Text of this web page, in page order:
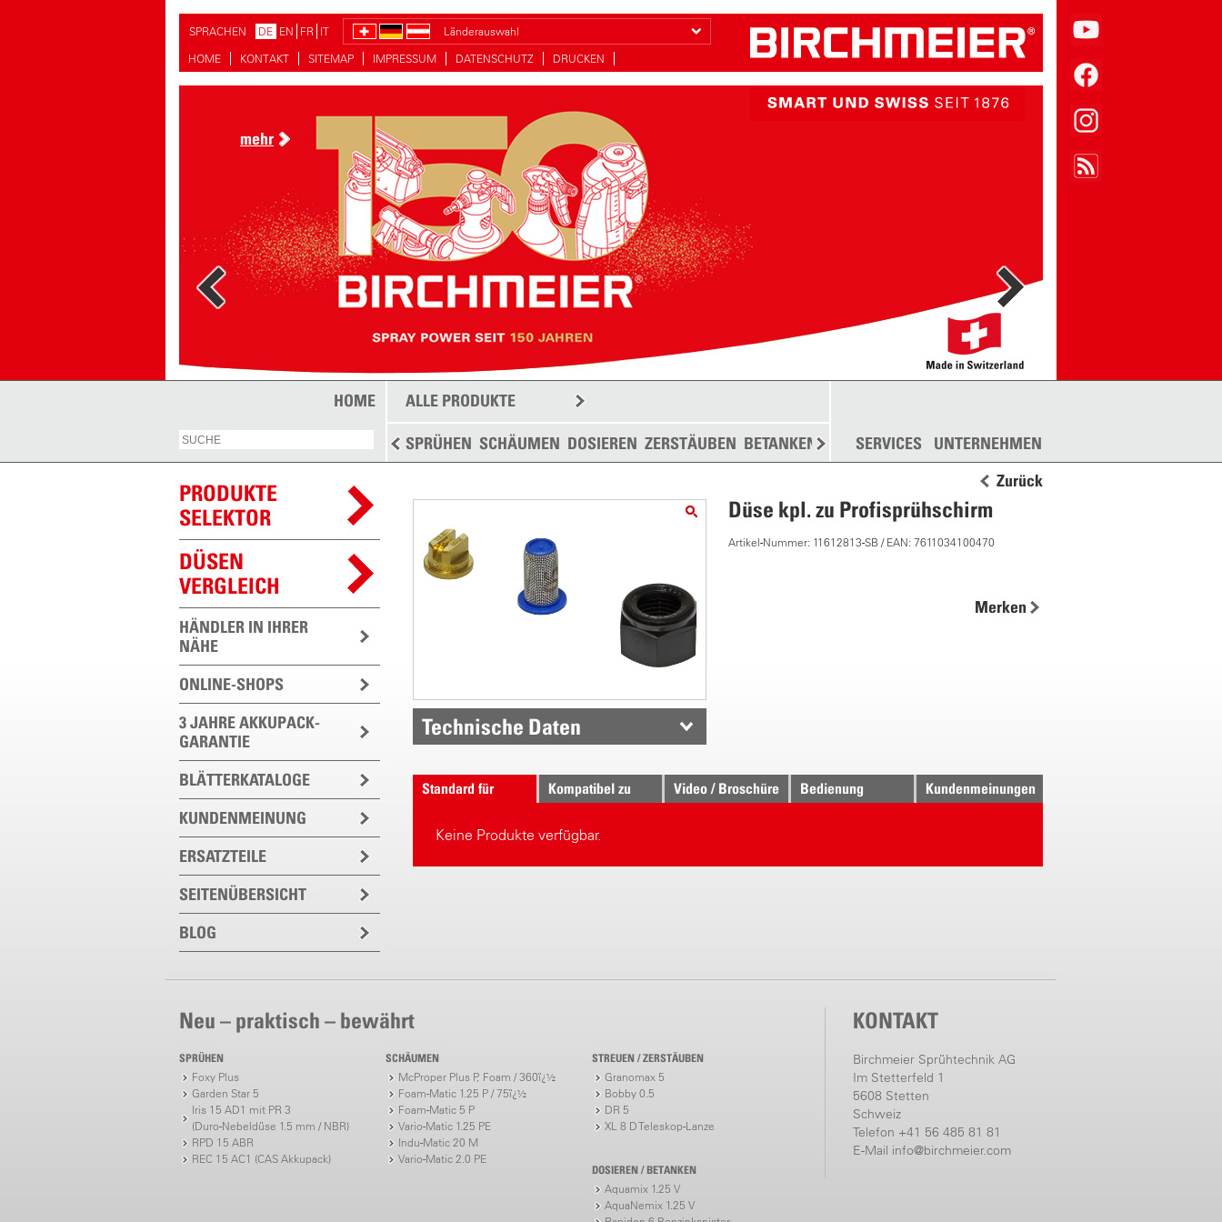
SPRACHEN DE EN FR IT
Länderauswahl
HOME
KONTAKT SITEMAP IMPRESSUM DATENSCHUTZ DRUCKEN
mehr
HOME ALLE PRODUKTE
SPRÜHEN SCHÄUMEN DOSIEREN ZERSTÄUBEN BETANKEN STREUEN WEITERE
SERVICES UNTERNEHMEN
PRODUKTE
SELEKTOR
DÜSEN
VERGLEICH
HÄNDLER IN IHRER
NÄHE
ONLINE-SHOPS
3 JAHRE AKKUPACK-
GARANTIE
BLÄTTERKATALOGE
KUNDENMEINUNG
ERSATZTEILE
SEITENÜBERSICHT
BLOG
Zurück
Düse kpl. zu Profisprühschirm
Artikel-Nummer: 11612813-SB / EAN: 7611034100470
Merken
Technische Daten
Standard für Kompatibel zu Video / Broschüre Bedienung Kundenmeinungen
Keine Produkte verfügbar.
Neu – praktisch – bewährt
SPRÜHEN
Foxy Plus
Garden Star 5
Iris 15 AD1 mit PR 3
(Duro-Nebeldüse 1.5 mm / NBR)
RPD 15 ABR
REC 15 AC1 (CAS Akkupack)
SCHÄUMEN
McProper Plus P, Foam / 360ï¿½
Foam-Matic 1.25 P / 75ï¿½
Foam-Matic 5 P
Vario-Matic 1.25 PE
Indu-Matic 20 M
Vario-Matic 2.0 PE
STREUEN / ZERSTÄUBEN
Granomax 5
Bobby 0.5
DR 5
XL 8 D Teleskop-Lanze
DOSIEREN / BETANKEN
Aquamix 1.25 V
AquaNemix 1.25 V
KONTAKT
Birchmeier Sprühtechnik AG
Im Stetterfeld 1
5608 Stetten
Schweiz
Telefon +41 56 485 81 81
E-Mail info@birchmeier.com